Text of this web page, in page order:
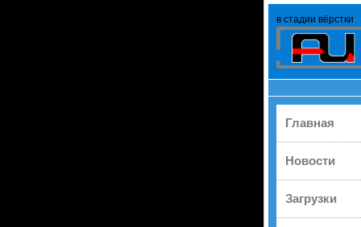
в стадии вёрстки
Главная
Новости
Загрузки